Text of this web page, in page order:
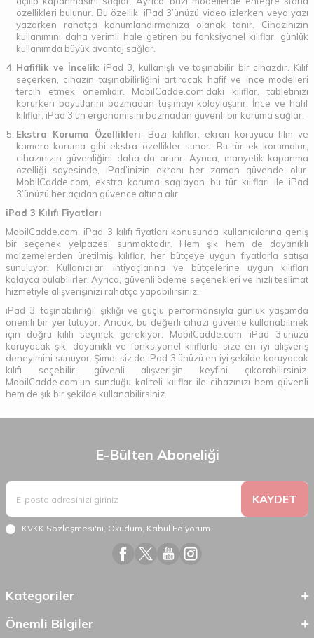
özellikleri bulunur. Bu özellik, iPad 3’ünüzü video izlerken veya yazı
yazarken rahatça konumlandırmanıza olanak tanır. Cihazınızın
kullanımını daha verimli hale getiren bu fonksiyonel kılıflar, günlük
kullanımda büyük avantaj sağlar.
Hafiflik ve İncelik: iPad 3, kullanışlı ve taşınabilir bir cihazdır. Kılıf
seçerken, cihazın taşınabilirliğini artıracak hafif ve ince modelleri
tercih etmek önemlidir. MobilCadde.com’daki kılıflar, tabletinizi
korurken boyutlarını bozmadan taşımayı kolaylaştırır. İnce ve hafif
kılıflar, iPad 3’ün ergonomisini bozmadan güvenli bir koruma sağlar.
Ekstra Koruma Özellikleri: Bazı kılıflar, ekran koruyucu film ve
kamera koruma gibi ekstra özellikler sunar. Bu tür ek korumalar,
cihazınızın güvenliğini daha da artırır. Ayrıca, manyetik kapanma
özelliği sayesinde, iPad’inizin ekranı her zaman güvende olur.
MobilCadde.com, ekstra koruma sağlayan bu tür kılıfları ile iPad
3’ünüzü her açıdan güvence altına alır.
iPad 3 Kılıfı Fiyatları
MobilCadde.com, iPad 3 kılıfı fiyatları konusunda kullanıcılarına geniş
bir seçenek yelpazesi sunmaktadır. Hem şık hem de dayanıklı
malzemelerden üretilmiş kılıflar, her bütçeye uygun fiyatlarla satışa
sunuluyor. Kullanıcılar, ihtiyaçlarına ve bütçelerine uygun kılıfları
kolayca bulabilirler. Ayrıca, güvenli ödeme seçenekleri ve hızlı teslimat
hizmetiyle alışverişinizi rahatça yapabilirsiniz.
iPad 3, taşınabilirliği, şıklığı ve güçlü performansıyla günlük yaşamda
önemli bir yer tutuyor. Ancak, bu değerli cihazı güvenle kullanabilmek
için doğru kılıfı seçmek gerekiyor. MobilCadde.com, iPad 3’ünüzü
koruyacak şık, dayanıklı ve fonksiyonel kılıflarla size en iyi alışveriş
deneyimini sunuyor. Şimdi siz de iPad 3’ünüzü en iyi şekilde koruyacak
kılıfı seçebilir, güvenli alışverişin keyfini çıkarabilirsiniz.
MobilCadde.com’un sunduğu kaliteli kılıflar ile cihazınızı hem güvenli
hem de şık bir şekilde kullanabilirsiniz.
E-Bülten Aboneliği
KAYDET
KVKK Sözleşmesi'ni, Okudum, Kabul Ediyorum.
Kategoriler
Önemli Bilgiler